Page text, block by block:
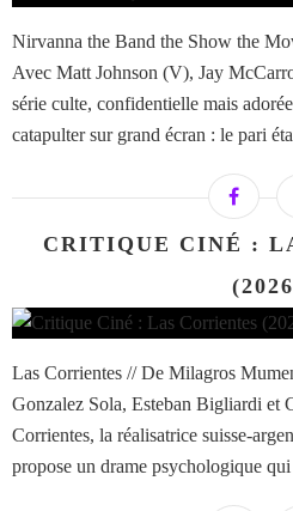
Nirvanna the Band the Show the
Avec Matt Johnson (V), Jay
série culte, confidentielle mais
catapulter sur grand écran : le pari
CRITIQUE CINÉ :
Las Corrientes // De Milagros
Gonzalez Sola, Esteban Bigliardi et
Corrientes, la réalisatrice suisse-
propose un drame psychologique